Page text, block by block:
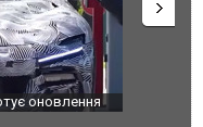
легендарного